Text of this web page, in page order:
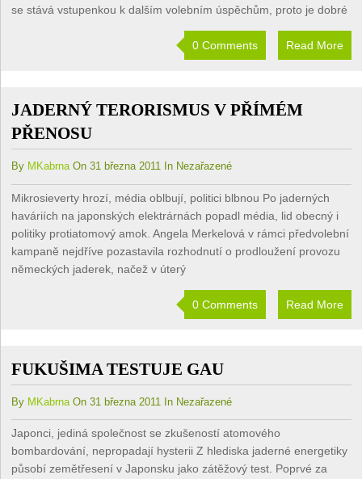
se stává vstupenkou k dalším volebním úspěchům, proto je dobré
0 Comments Read More
JADERNÝ TERORISMUS V PŘÍMÉM
PŘENOSU
By MKabrnaOn 31 března 2011 In Nezařazené
Mikrosieverty hrozí, média oblbují, politici blbnou Po jaderných
haváriích na japonských elektrárnách popadl média, lid obecný i
politiky protiatomový amok. Angela Merkelová v rámci předvolební
kampaně nejdříve pozastavila rozhodnutí o prodloužení provozu
německých jaderek, načež v úterý
0 Comments Read More
FUKUŠIMA TESTUJE GAU
By MKabrna On 31 března 2011 In Nezařazené
Japonci, jediná společnost se zkušeností atomového
bombardování, nepropadají hysterii Z hlediska jaderné energetiky
působí zemětřesení v Japonsku jako zátěžový test. Poprvé za